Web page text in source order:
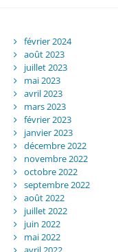
février 2024
août 2023
juillet 2023
mai 2023
avril 2023
mars 2023
février 2023
janvier 2023
décembre 2022
novembre 2022
octobre 2022
septembre 2022
août 2022
juillet 2022
juin 2022
mai 2022